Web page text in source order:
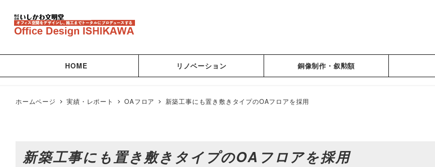
HOME リノベーション 銅像制作・叙勲額
ホームページ 実績・レポート OAフロア 新築工事にも置き敷きタイプのOAフロアを採用
新築工事にも置き敷きタイプのOAフロアを採用